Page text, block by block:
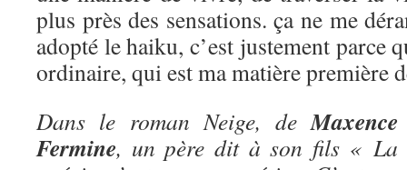
plus près des sensations. ça ne me
adopté le haiku, c’est justement parce
ordinaire, qui est ma matière première
Dans le roman Neige, deMaxence
Fermine, un père dit à son fils « La